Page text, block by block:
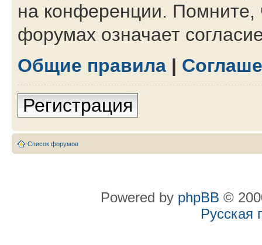
на конференции. Помните,
форумах означает
Общие правила |
Регистрация
Список форумов
Powered by phpBB ©
Русская